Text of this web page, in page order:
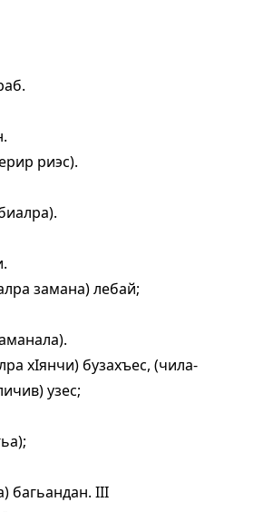
риэс).
замана) лебай;
хIянчи) бузахъес, (чила-
узес;
багьандан. III